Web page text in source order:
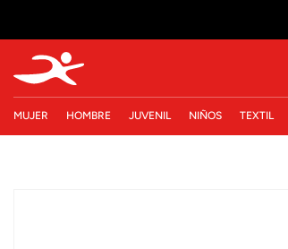
MUJER HOMBRE JUVENIL NIÑOS TEXTIL